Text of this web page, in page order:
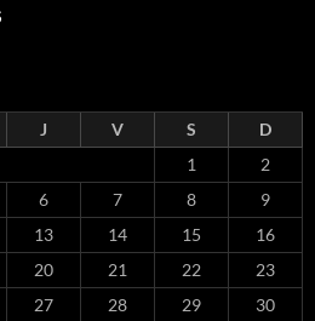
J V S
D
1
2
6 7 8
9
13 14 15
16
20 21 22
23
27 28 29 30